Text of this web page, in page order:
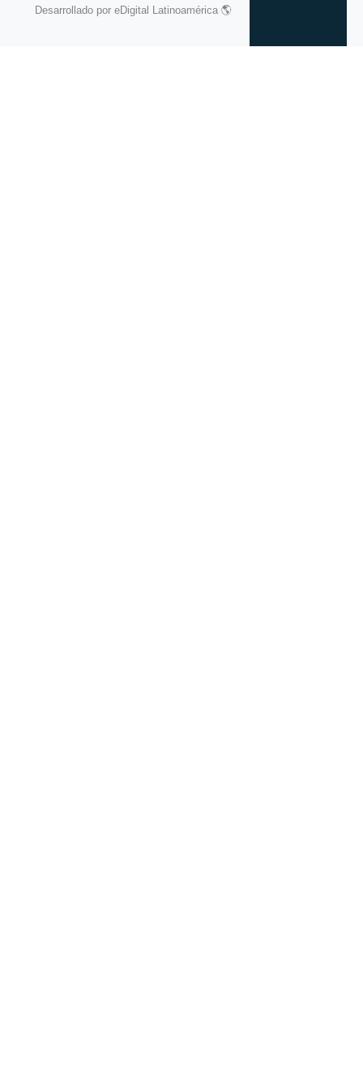
Desarrollado por eDigital Latinoamérica 🌎